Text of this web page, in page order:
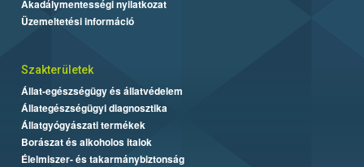
Akadálymentességi nyilatkozat
Üzemeltetési információ
Szakterületek
Állat-egészségügy és állatvédelem
Állategészségügyi diagnosztika
Állatgyógyászati termékek
Borászat és alkoholos italok
Élelmiszer- és takarmánybiztonság